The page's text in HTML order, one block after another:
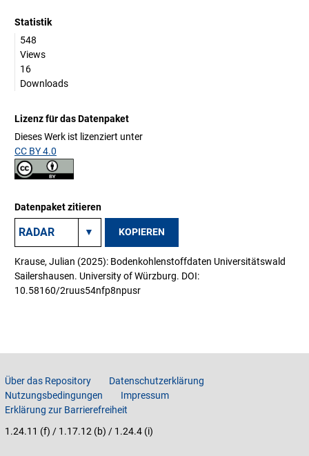
Statistik
548
Views
16
Downloads
Lizenz für das Datenpaket
Dieses Werk ist lizenziert unter
CC BY 4.0
Datenpaket zitieren
KOPIEREN
Krause, Julian (2025): Bodenkohlenstoffdaten Universitätswald
Sailershausen. University of Würzburg. DOI:
10.58160/2ruus54nfp8npusr
Über das Repository
Datenschutzerklärung
Nutzungsbedingungen
Impressum
Erklärung zur Barrierefreiheit
1.24.11 (f) / 1.17.12 (b) / 1.24.4 (i)